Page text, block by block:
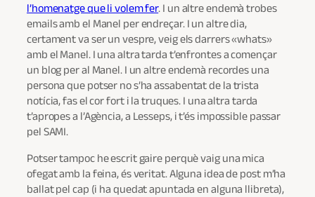
l’homenatge que li volem fer. I un altre endemà trobes
emails amb el Manel per endreçar. I un altre dia,
certament va ser un vespre, veig els darrers «whats»
amb el Manel. I una altra tarda t’enfrontes a començar
un blog per al Manel. I un altre endemà recordes una
persona que potser no s’ha assabentat de la trista
notícia, fas el cor fort i la truques. I una altra tarda
t’apropes a l’Agència, a Lesseps, i t’és impossible passar
pel SAMI.
Potser tampoc he escrit gaire perquè vaig una mica
ofegat amb la feina, és veritat. Alguna idea de post m’ha
ballat pel cap (i ha quedat apuntada en alguna llibreta),